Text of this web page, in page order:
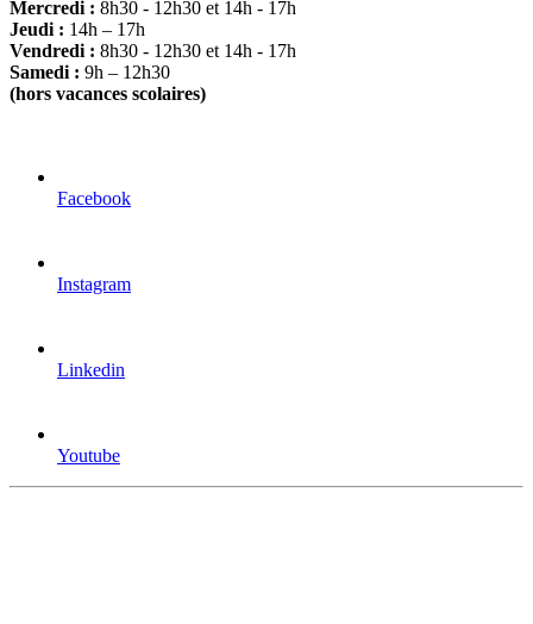
Mercredi : 8h30 - 12h30 et 14h - 17h
Jeudi : 14h – 17h
Vendredi : 8h30 - 12h30 et 14h - 17h
Samedi : 9h – 12h30
(hors vacances scolaires)
Facebook
Instagram
Linkedin
Youtube